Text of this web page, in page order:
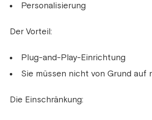
Personalisierung
Der Vorteil:
Plug-and-Play-Einrichtung
Sie müssen nicht von Grund auf
Die Einschränkung: